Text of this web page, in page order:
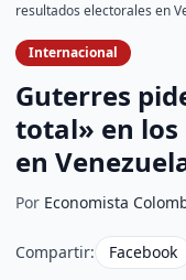
resultados electorales en
Internacional
Guterres
total» en
en
Por Economista
Compartir: Facebook